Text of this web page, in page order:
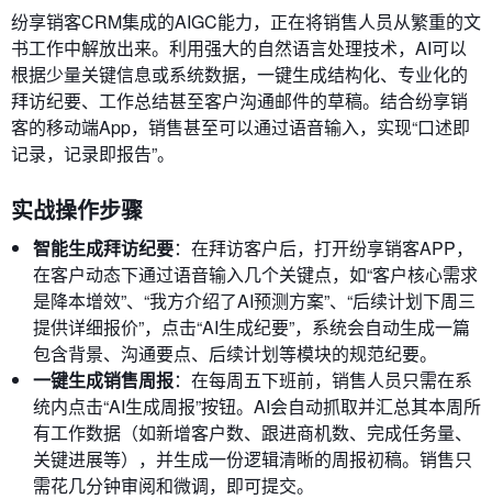
纷享销客CRM集成的AIGC能力，正在将销售人员从繁重的文
书工作中解放出来。利用强大的自然语言处理技术，AI可以
根据少量关键信息或系统数据，一键生成结构化、专业化的
拜访纪要、工作总结甚至客户沟通邮件的草稿。结合纷享销
客的移动端App，销售甚至可以通过语音输入，实现“口述即
记录，记录即报告”。
实战操作步骤
智能生成拜访纪要：在拜访客户后，打开纷享销客APP，
在客户动态下通过语音输入几个关键点，如“客户核心需求
是降本增效”、“我方介绍了AI预测方案”、“后续计划下周三
提供详细报价”，点击“AI生成纪要”，系统会自动生成一篇
包含背景、沟通要点、后续计划等模块的规范纪要。
一键生成销售周报：在每周五下班前，销售人员只需在系
统内点击“AI生成周报”按钮。AI会自动抓取并汇总其本周所
有工作数据（如新增客户数、跟进商机数、完成任务量、
关键进展等），并生成一份逻辑清晰的周报初稿。销售只
需花几分钟审阅和微调，即可提交。